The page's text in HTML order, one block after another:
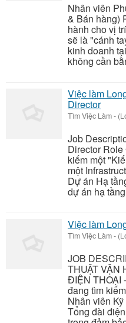
Nhân viên
& Bán hàng)
hành cho vị
sẽ là "cánh
kinh doanh
không cần
Việc làm
Director
Tìm Việc Làm-
Job
Director
kiếm một
một
Dự án Hạ
dự án hạ
Việc làm
Tìm Việc Làm-
JOB
THUẬT VẬN
ĐIỆN THOẠI
đang tìm
Nhân viên
Tổng đài